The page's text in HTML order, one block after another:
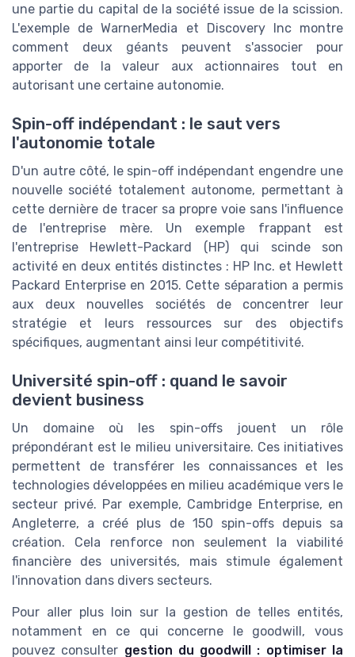
une partie du capital de la société issue de la scission.
L'exemple de WarnerMedia et Discovery Inc montre
comment deux géants peuvent s'associer pour
apporter de la valeur aux actionnaires tout en
autorisant une certaine autonomie.
Spin-off indépendant : le saut vers
l'autonomie totale
D'un autre côté, le spin-off indépendant engendre une
nouvelle société totalement autonome, permettant à
cette dernière de tracer sa propre voie sans l'influence
de l'entreprise mère. Un exemple frappant est
l'entreprise Hewlett-Packard (HP) qui scinde son
activité en deux entités distinctes : HP Inc. et Hewlett
Packard Enterprise en 2015. Cette séparation a permis
aux deux nouvelles sociétés de concentrer leur
stratégie et leurs ressources sur des objectifs
spécifiques, augmentant ainsi leur compétitivité.
Université spin-off : quand le savoir
devient business
Un domaine où les spin-offs jouent un rôle
prépondérant est le milieu universitaire. Ces initiatives
permettent de transférer les connaissances et les
technologies développées en milieu académique vers le
secteur privé. Par exemple, Cambridge Enterprise, en
Angleterre, a créé plus de 150 spin-offs depuis sa
création. Cela renforce non seulement la viabilité
financière des universités, mais stimule également
l'innovation dans divers secteurs.
Pour aller plus loin sur la gestion de telles entités,
notamment en ce qui concerne le goodwill, vous
pouvez consulter gestion du goodwill : optimiser la